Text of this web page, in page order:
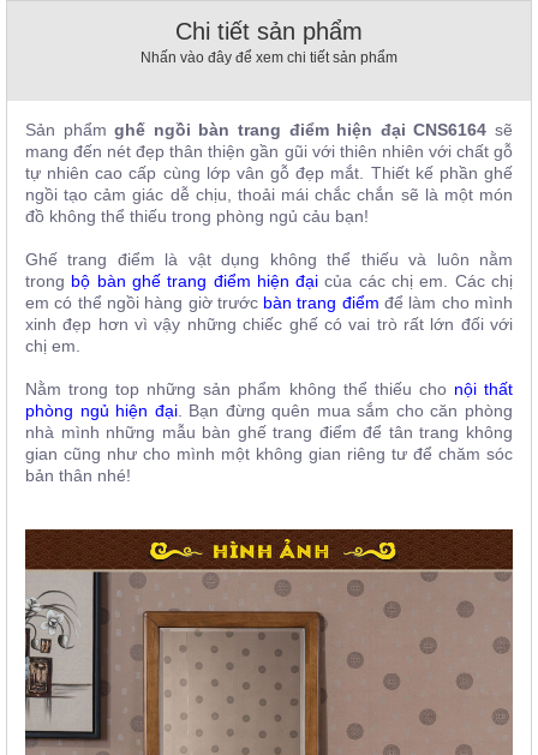
Nội
Thất
Nhà
Hàng
Thất
Hàng
Chi tiết sản phẩm
Nhấn vào đây để xem chi tiết sản phẩm
Sản phẩmghế ngồi bàn trang điểm hiện đại CNS6164 sẽ
mang đến nét đẹp thân thiện gần gũi với thiên nhiên với chất gỗ
tự nhiên cao cấp cùng lớp vân gỗ đẹp mắt. Thiết kế phần ghế
ngồi tạo cảm giác dễ chịu, thoải mái chắc chắn sẽ là một món
đồ không thể thiếu trong phòng ngủ cảu bạn!
Ghế trang điểm là vật dụng không thể thiếu và luôn nằm
trong bộ bàn ghế trang điểm hiện đại của các chị em. Các chị
em có thể ngồi hàng giờ trước bàn trang điểm để làm cho mình
xinh đẹp hơn vì vậy những chiếc ghế có vai trò rất lớn đối với
chị em.
Nằm trong top những sản phẩm không thể thiếu cho nội thất
phòng ngủ hiện đại. Bạn đừng quên mua sắm cho căn phòng
nhà mình những mẫu bàn ghế trang điểm để tân trang không
gian cũng như cho mình một không gian riêng tư để chăm sóc
bản thân nhé!